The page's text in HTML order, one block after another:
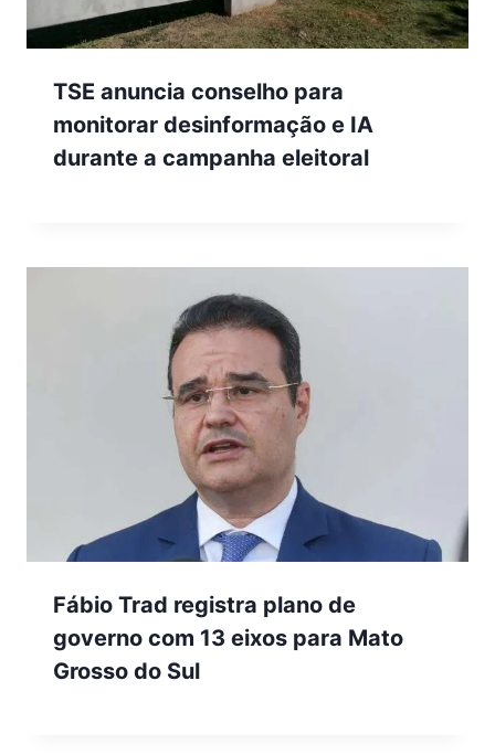
TSE anuncia conselho para
monitorar desinformação e IA
durante a campanha eleitoral
Fábio Trad registra plano de
governo com 13 eixos para Mato
Grosso do Sul